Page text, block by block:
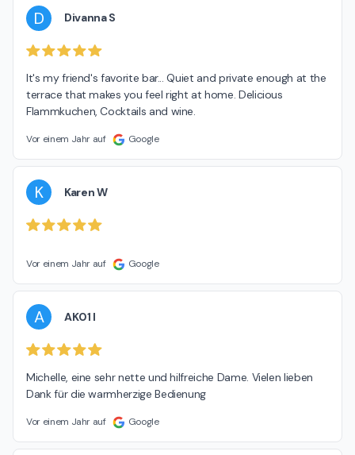
D Divanna S
It's my friend's favorite bar... Quiet and private enough at the
terrace that makes you feel right at home. Delicious
Flammkuchen, Cocktails and wine.
Vor einem Jahr auf Google
K Karen W
Vor einem Jahr auf Google
A AK01 I
Michelle, eine sehr nette und hilfreiche Dame. Vielen lieben
Dank für die warmherzige Bedienung
Vor einem Jahr auf Google